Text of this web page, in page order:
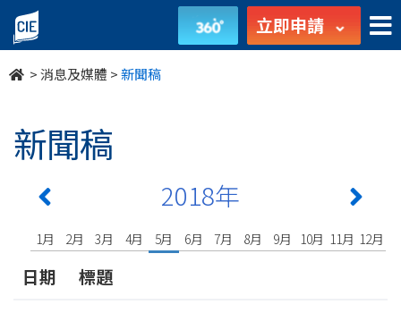
undefined 立即申請
>消息及媒體 >新聞稿
新聞稿
2018年
1月 2月 3月 4月 5月 6月 7月 8月 9月 10月 11月 12月
日期
標題